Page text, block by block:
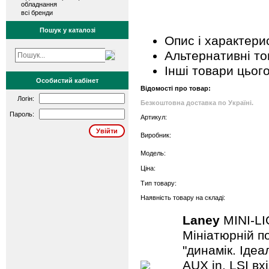
обладнання
всі бренди
Пошук у каталозі
Особистий кабінет
Логін:
Пароль:
Опис і
Альтернативні
Інші товари
Відомості про товар:
Безкоштовна доставка по Україні.
Артикул:
Виробник:
Модель:
Ціна:
Тип товару:
Наявність товару на складі:
Laney MINI-
Мініатюрній
"динамік.
AUX in. LSI